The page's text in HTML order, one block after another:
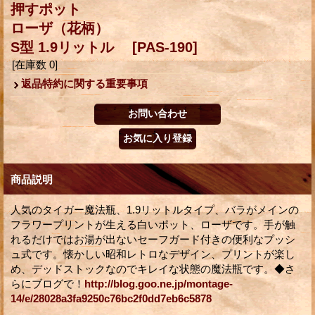
押すポット
ローザ（花柄）
S型 1.9リットル [PAS-190]
[在庫数 0]
返品特約に関する重要事項
商品説明
人気のタイガー魔法瓶、1.9リットルタイプ、バラがメインの
フラワープリントが生える白いポット、ローザです。手が触
れるだけではお湯が出ないセーフガード付きの便利なプッシ
ュ式です。懐かしい昭和レトロなデザイン、プリントが楽し
め、デッドストックなのでキレイな状態の魔法瓶です。◆さ
らにブログで！http://blog.goo.ne.jp/montage-
14/e/28028a3fa9250c76bc2f0dd7eb6c5878